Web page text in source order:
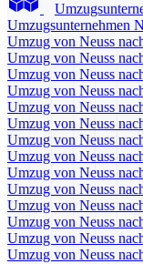
Umzugsunternehmen
Umzug von Neuss
Umzug von Neuss
Umzug von Neuss
Umzug von Neuss
Umzug von Neuss
Umzug von Neuss
Umzug von Neuss
Umzug von Neuss
Umzug von Neuss
Umzug von Neuss
Umzug von Neuss
Umzug von Neuss
Umzug von Neuss
Umzug von Neuss